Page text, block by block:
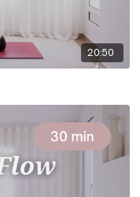
20:50